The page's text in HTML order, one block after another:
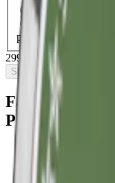
1-pack34,90 kr
30-pack
pack
1 474,50 kr
299,90 kr / 10-pack
Slut i lager
Fakta om
Portion
Varumärke:
Tillverkare: